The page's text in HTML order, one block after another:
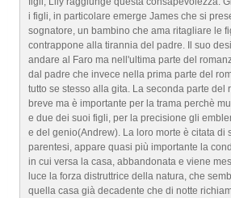
i figli, in particolare emerge James che si
sognatore, un bambino che ama ritagliare le
contrappone alla tirannia del padre. Il suo
andare al Faro ma nell'ultima parte del
dal padre che invece nella prima parte del
tutto se stesso alla gita. La seconda parte del
breve ma è importante per la trama perchè
e due dei suoi figli, per la precisione gli
e del genio(Andrew). La loro morte è citata di
parentesi, appare quasi più importante la
in cui versa la casa, abbandonata e viene
luce la forza distruttrice della natura, che
quella casa già decadente che di notte